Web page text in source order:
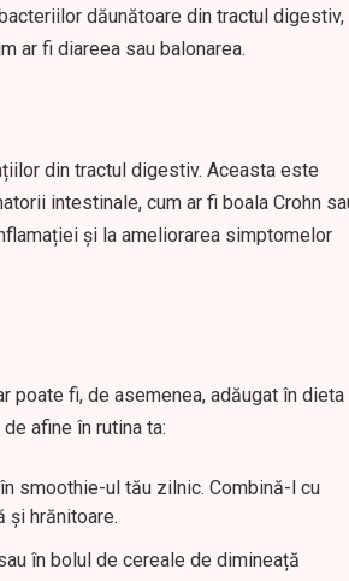
dăunătoare din tractul digestiv,
ar fi diareea sau balonarea.
din tractul digestiv. Aceasta este
intestinale, cum ar fi boala Crohn
și la ameliorarea simptomelor
poate fi, de asemenea, adăugat în dieta
afine în rutina ta:
smoothie-ul tău zilnic. Combină-l cu
și hrănitoare.
în bolul de cereale de dimineață